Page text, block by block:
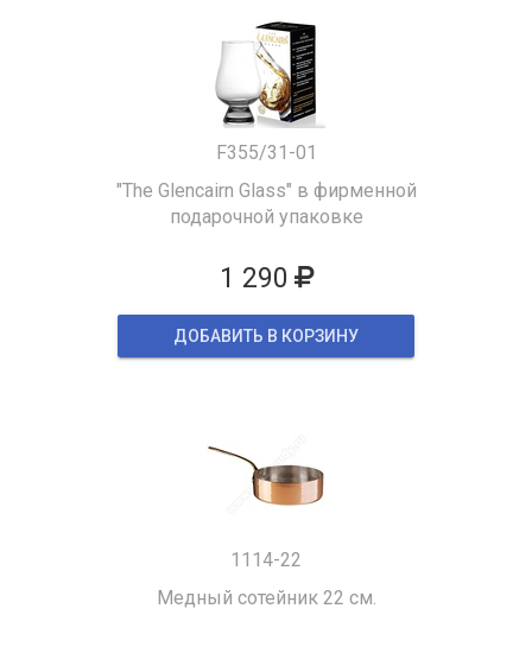
F355/31-01
"The Glencairn Glass" в фирменной
подарочной упаковке
1 290
ДОБАВИТЬ В КОРЗИНУ
1114-22
Медный сотейник 22 см.